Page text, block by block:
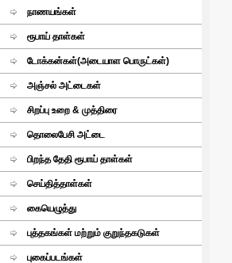
நாணயங்கள்
ரூபாய் தாள்கள்
டோக்கன்கள்(அடையாள பொருட்கள்)
அஞ்சல் அட்டைகள்
சிறப்பு உறை & முத்திரை
தொலைபேசி அட்டை
பிறந்த தேதி ரூபாய் தாள்கள்
செய்தித்தாள்கள்
கையெழுத்து
புத்தகங்கள் மற்றும் குறுந்தகடுகள்
புகைப்படங்கள்